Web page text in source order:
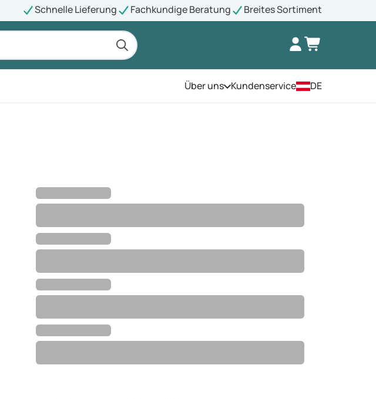
Schnelle Lieferung Fachkundige Beratung Breites Sortiment
Über unsÖffnen Sie das Menü
Kundenservice DE